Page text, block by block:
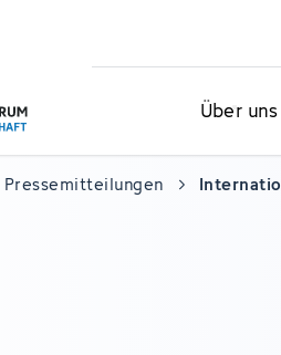
Über uns
Pressemitteilungen